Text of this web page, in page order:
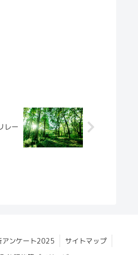
レー
アンケート2025
サイトマップ